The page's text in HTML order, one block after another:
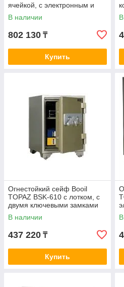
ячейкой, с электронным и
ключевым замками
В наличии
802 130 ₸
Купить
Огнестойкий сейф Booil
TOPAZ BSK-610 с лотком, с
двумя ключевыми замками
В наличии
437 220 ₸
Купить